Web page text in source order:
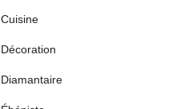
Cuisine
Décoration
Diamantaire